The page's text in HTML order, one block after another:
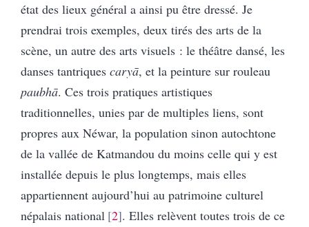
état des lieux général a ainsi pu être dressé. Je
prendrai trois exemples, deux tirés des arts de la
scène, un autre des arts visuels : le théâtre dansé, les
danses tantriques caryā, et la peinture sur rouleau
paubhā. Ces trois pratiques artistiques
traditionnelles, unies par de multiples liens, sont
propres aux Néwar, la population sinon autochtone
de la vallée de Katmandou du moins celle qui y est
installée depuis le plus longtemps, mais elles
appartiennent aujourd’hui au patrimoine culturel
népalais national 2 . Elles relèvent toutes trois de ce